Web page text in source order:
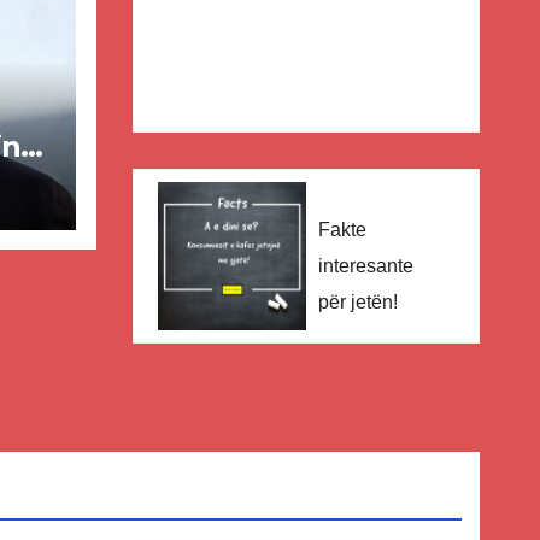
Fakte
interesante
për jetën!